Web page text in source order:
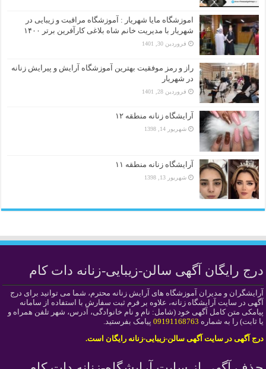
اموزشگاه مایا شهریار : آموزشگاه مراقبت و زیبایی در
شهریار با مدیریت خانم شاه بلاغی کارآفرین برتر ۱۴۰۰
فروردین 30, 1401
راز و رمز موفقیت بهترین آموزشگاه آرایش و پیرایش زنانه
در شهریار
فروردین 28, 1401
آرایشگاه زنانه منطقه ۱۲
شهریور 14, 1398
آرایشگاه زنانه منطقه ۱۱
شهریور 13, 1398
درج رایگان آگهی سالن-زیبایی-زنانه دات کام
آرایشگران و مدیران آموزشگاه های آرایش زنانه محترم، شما می توانید برای درج
آگهی در سایت آرایشگاه زنانه، علاوه بر فرم ثبت سفارش با استفاده از سامانه
پیامکی متن کامل آگهی خود (شامل: نام و نام خانوادگی، آدرس، شهر تلفن همراه و
یا ثابت) را به شماره 09191168763 پیامک بفرستید.
درج آگهی در سایت آگهی سالن-زیبایی-زنانه رایگان است.